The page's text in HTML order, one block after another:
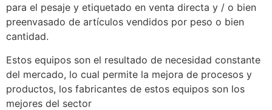
para el pesaje y etiquetado en venta directa y / o bien
preenvasado de artículos vendidos por peso o bien
cantidad.
Estos equipos son el resultado de necesidad constante
del mercado, lo cual permite la mejora de procesos y
productos, los fabricantes de estos equipos son los
mejores del sector